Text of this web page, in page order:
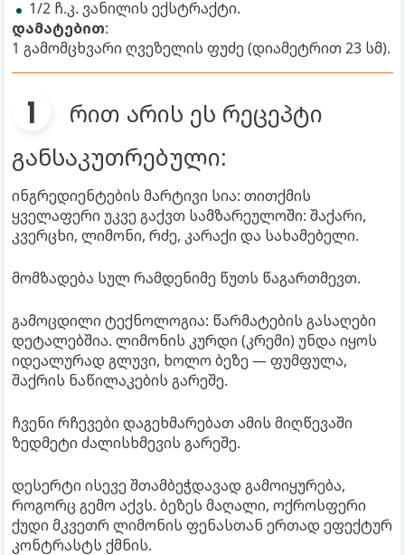
1/2 ჩ.კ. ვანილის ექსტრაქტი.
დამატებით:
1 გამომცხვარი ღვეზელის ფუძე (დიამეტრით 23 სმ).
რით არის ეს რეცეპტი
განსაკუთრებული:
ინგრედიენტების მარტივი სია: თითქმის
ყველაფერი უკვე გაქვთ სამზარეულოში: შაქარი,
კვერცხი, ლიმონი, რძე, კარაქი და სახამებელი.
მომზადება სულ რამდენიმე წუთს წაგართმევთ.
გამოცდილი ტექნოლოგია: წარმატების გასაღები
დეტალებშია. ლიმონის კურდი (კრემი) უნდა იყოს
იდეალურად გლუვი, ხოლო ბეზე — ფუმფულა,
შაქრის ნაწილაკების გარეშე.
ჩვენი რჩევები დაგეხმარებათ ამის მიღწევაში
ზედმეტი ძალისხმევის გარეშე.
დესერტი ისევე შთამბეჭდავად გამოიყურება,
როგორც გემო აქვს. ბეზეს მაღალი, ოქროსფერი
ქუდი მკვეთრ ლიმონის ფენასთან ერთად ეფექტურ
კონტრასტს ქმნის.